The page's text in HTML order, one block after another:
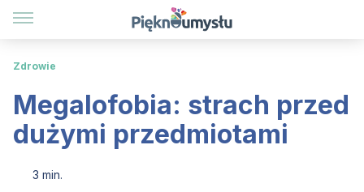
Zdrowie
Megalofobia: strach przed
dużymi przedmiotami
3 min.